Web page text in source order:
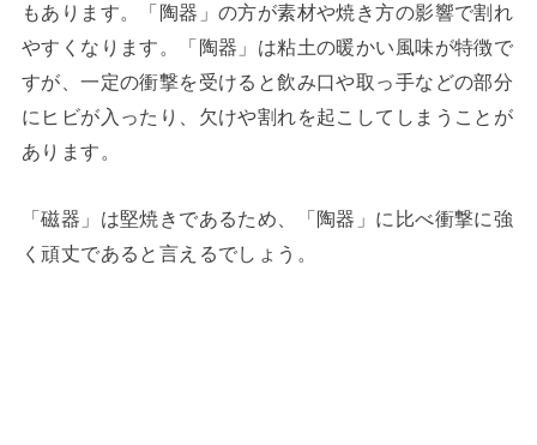
もあります。「陶器」の方が素材や焼き方の影響で割れ
やすくなります。「陶器」は粘土の暖かい風味が特徴で
すが、一定の衝撃を受けると飲み口や取っ手などの部分
にヒビが入ったり、欠けや割れを起こしてしまうことが
あります。
「磁器」は堅焼きであるため、「陶器」に比べ衝撃に強
く頑丈であると言えるでしょう。